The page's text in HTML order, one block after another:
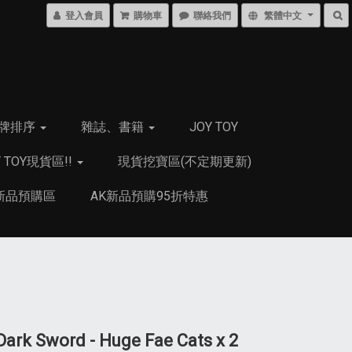
登入會員 購物車 聯絡我們 繁體中文
排序 雜誌、書籍 JOY TOY
TOY現貨區!! 現貨挖寶區(不定期更新)
品預購區 AK新品預購95折特惠
Sword - Huge Fae Cats x 2